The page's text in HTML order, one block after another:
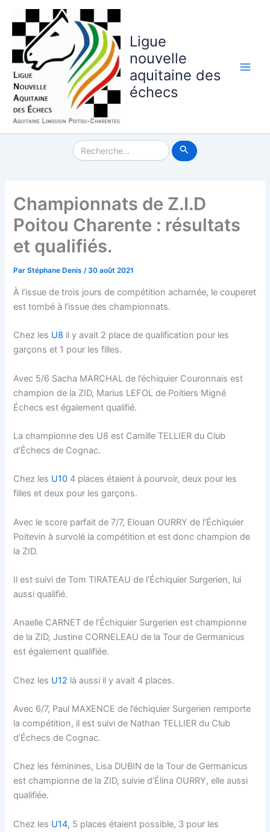
contenu
Ligue
nouvelle
aquitaine des
échecs
Rechercher :
Championnats de Z.I.D
Poitou Charente : résultats
et qualifiés.
ParStéphane Denis/30 août 2021
À l’issue de trois jours de compétition acharnée, le couperet
est tombé à l’issue des championnats.
Chez les U8 il y avait 2 place de qualification pour les
garçons et 1 pour les filles.
Avec 5/6 Sacha MARCHAL de l’échiquier Couronnais est
champion de la ZID, Marius LEFOL de Poitiers Migné
Échecs est également qualifié.
La championne des U8 est Camille TELLIER du Club
d’Échecs de Cognac.
Chez les U10 4 places étaient à pourvoir, deux pour les
filles et deux pour les garçons.
Avec le score parfait de 7/7, Elouan OURRY de l’Échiquier
Poitevin à survolé la compétition et est donc champion de
la ZID.
Il est suivi de Tom TIRATEAU de l’Échiquier Surgerien, lui
aussi qualifié.
Anaelle CARNET de l’Échiquier Surgerien est championne
de la ZID, Justine CORNELEAU de la Tour de Germanicus
est également qualifiée.
Chez les U12 là aussi il y avait 4 places.
Avec 6/7, Paul MAXENCE de l’échiquier Surgerien remporte
la compétition, il est suivi de Nathan TELLIER du Club
d’Échecs de Cognac.
Chez les féminines, Lisa DUBIN de la Tour de Germanicus
est championne de la ZID, suivie d’Élina OURRY, elle aussi
qualifiée.
Chez les U14, 5 places étaient possible, 3 pour les